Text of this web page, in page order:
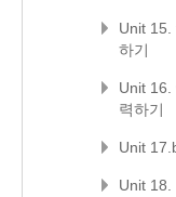
Unit 15.
하기
Unit 16.
력하기
Unit
Unit 18.